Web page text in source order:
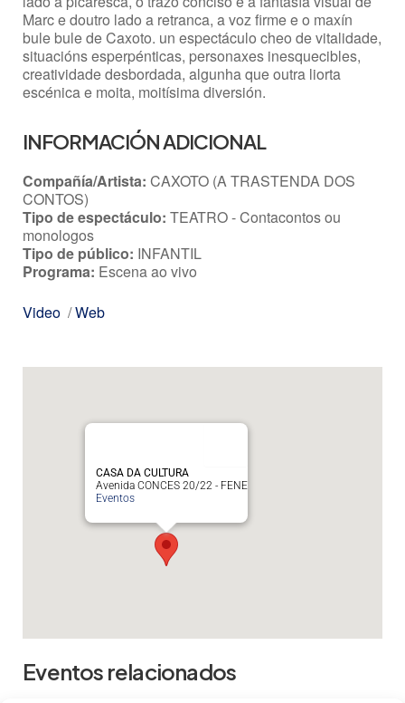
Marc e doutro lado a retranca, a voz firme e o maxín
bule bule de Caxoto. un espectáculo cheo de vitalidade,
situacións esperpénticas, personaxes inesquecibles,
creatividade desbordada, algunha que outra liorta
escénica e moita, moitísima diversión.
INFORMACIÓN ADICIONAL
Compañía/Artista: CAXOTO (A TRASTENDA DOS
CONTOS)
Tipo de espectáculo: TEATRO - Contacontos ou
monologos
Tipo de público: INFANTIL
Programa: Escena ao vivo
Video /Web
CASA DA CULTURA
Avenida CONCES 20/22 - FENE
Eventos
Eventos relacionados